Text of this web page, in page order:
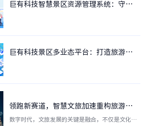
巨有科技智慧景区资源管理系统：守护景区生态资源
巨有科技景区多业态平台：打造旅游新生态
领跑新赛道，智慧文旅加速重构旅游未来！
数字时代，文旅发展的关键是融合，不仅是文化与